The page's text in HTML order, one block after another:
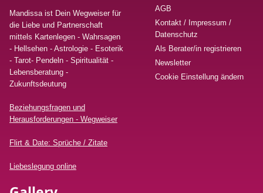
Mandissa ist Dein Wegweiser für
die Liebe und Partnerschaft
mittels Kartenlegen - Wahrsagen
- Hellsehen - Astrologie - Esoterik
- Tarot- Pendeln - Spiritualität -
Lebensberatung -
Zukunftsdeutung
Beziehungsfragen und
Herausforderungen - Wegweiser
Flirt & Date: Sprüche / Zitate
Liebeslegung online
AGB
Kontakt / Impressum /
Datenschutz
Als Berater/in registrieren
Newsletter
Cookie Einstellung ändern